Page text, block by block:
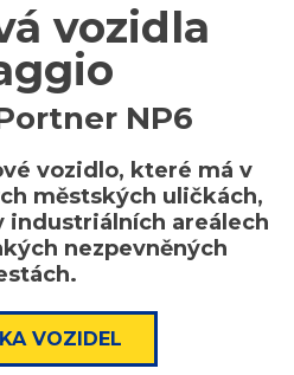
vozidla
NP6
vozidlo, které má v
městských uličkách,
industriálních areálech
nezpevněných
VOZIDEL